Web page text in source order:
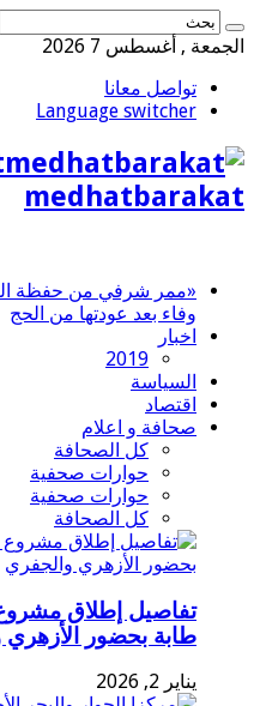
الجمعة , أغسطس 7 2026
تواصل معانا
Language switcher
medhatbarakat
«ممر شرفي من حفظة
وفاء بعد عودتها من الحج
اخبار
2019
السياسة
اقتصاد
صحافة و اعلام
كل الصحافة
حوارات صحفية
حوارات صحفية
كل الصحافة
تفاصيل إطلاق
طابة بحضور الأزهري
يناير 2, 2026